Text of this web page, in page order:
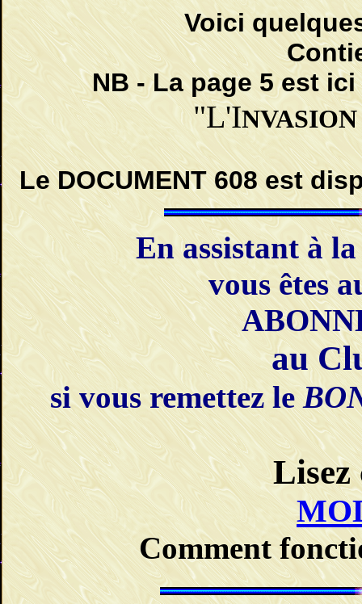
Voici
NB - La page 5 est
"L'INVASION
Le DOCUMENT 608 est
En assistant à
vous êtes
au
si vous remettez le
Lisez
Comment